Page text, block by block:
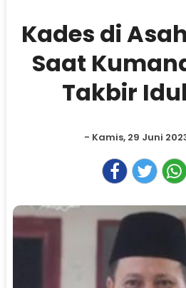
Kades di
Saat
Takbir
- Kamis, 29 Juni